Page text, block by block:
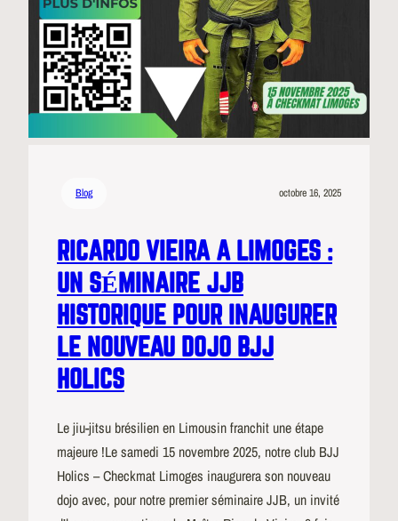
Blog octobre 16, 2025
RICARDO VIEIRA A LIMOGES :
UN SÉMINAIRE JJB
HISTORIQUE POUR INAUGURER
LE NOUVEAU DOJO BJJ
HOLICS
Le jiu-jitsu brésilien en Limousin franchit une étape
majeure !Le samedi 15 novembre 2025, notre club BJJ
Holics – Checkmat Limoges inaugurera son nouveau
dojo avec, pour notre premier séminaire JJB, un invité